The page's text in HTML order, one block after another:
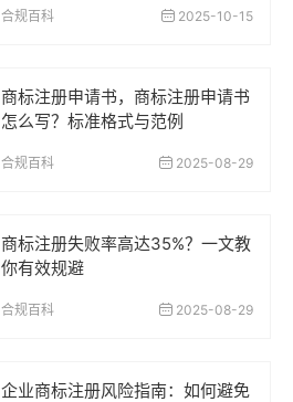
合规百科 2025-10-15
商标注册申请书，商标注册申请书
怎么写？标准格式与范例
合规百科 2025-08-29
商标注册失败率高达35%？一文教
你有效规避
合规百科 2025-08-29
企业商标注册风险指南：如何避免